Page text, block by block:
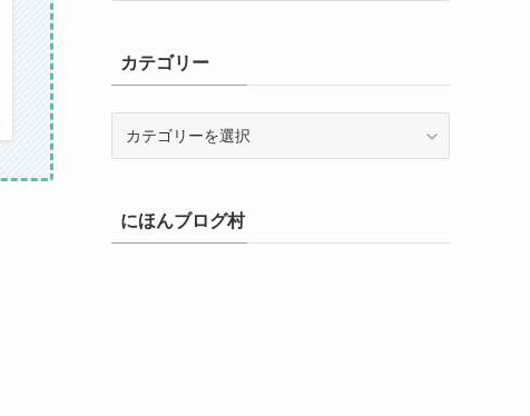
ブカテゴリー
ーにほんブログ村